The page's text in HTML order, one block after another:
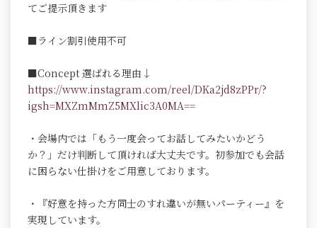
てご提示頂きます
■ライン割引使用不可
■Concept 選ばれる理由↓
https://www.instagram.com/reel/DKa2jd8zPPr/?
igsh=MXZmMmZ5MXlic3A0MA==
・会場内では「もう一度会ってお話してみたいかどう
か？」だけ判断して頂ければ大丈夫です。初参加でも会話
に困らない仕掛けをご用意しております。
・『好意を持った方同士のすれ違いが無いパーティー』を
実現しています。